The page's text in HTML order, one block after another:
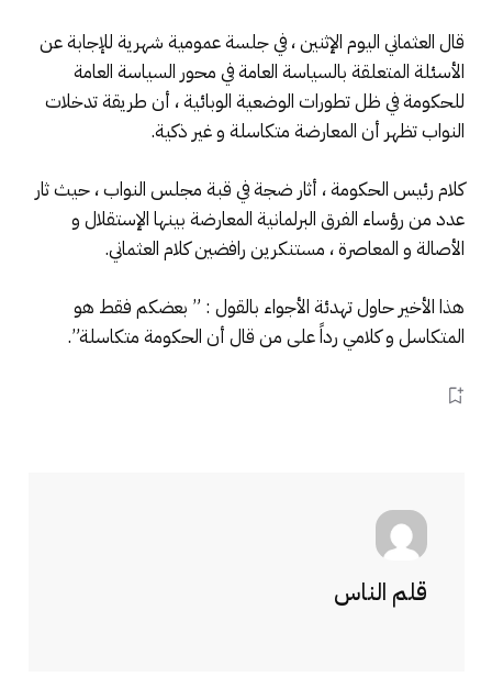
قال العثماني اليوم الإثنين ، في جلسة عمومية شهرية للإجابة عن
الأسئلة المتعلقة بالسياسة العامة في محور السياسة العامة
للحكومة في ظل تطورات الوضعية الوبائية ، أن طريقة تدخلات
النواب تظهر أن المعارضة متكاسلة و غير ذكية.
كلام رئيس الحكومة ، أثار ضجة في قبة مجلس النواب ، حيث ثار
عدد من رؤساء الفرق البرلمانية المعارضة بينها الإستقلال و
الأصالة و المعاصرة ، مستنكرين رافضين كلام العثماني.
هذا الأخير حاول تهدئة الأجواء بالقول : ” بعضكم فقط هو
المتكاسل و كلامي رداً على من قال أن الحكومة متكاسلة”.
قلم الناس